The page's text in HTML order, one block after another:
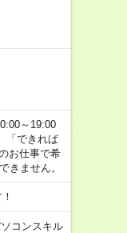
～19:00
「できれば
お仕事で希
きません。
コンスキル